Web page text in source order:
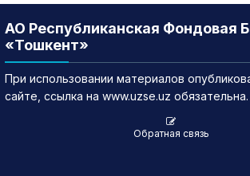
АО Республиканская Фондовая
«Тошкент»
При использовании материалов
сайте, ссылка на www.uzse.uz обязательна.
Обратная связь